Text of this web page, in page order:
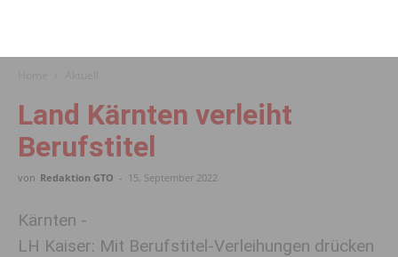
Land Kärnten verleiht
Berufstitel
von Redaktion GTO - 15. September 2022
Kärnten -
LH Kaiser: Mit Berufstitel-Verleihungen drücken